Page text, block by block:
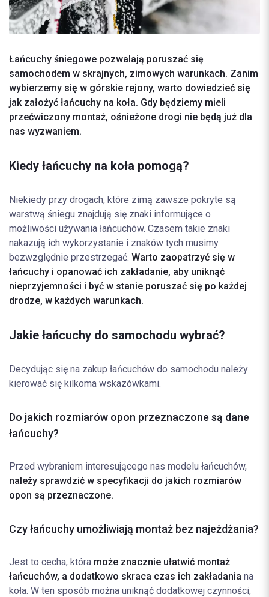
Łańcuchy śniegowe pozwalają poruszać się
samochodem w skrajnych, zimowych warunkach. Zanim
wybierzemy się w górskie rejony, warto dowiedzieć się
jak założyć łańcuchy na koła. Gdy będziemy mieli
przećwiczony montaż, ośnieżone drogi nie będą już dla
nas wyzwaniem.
Kiedy łańcuchy na koła pomogą?
Niekiedy przy drogach, które zimą zawsze pokryte są
warstwą śniegu znajdują się znaki informujące o
możliwości używania łańcuchów. Czasem takie znaki
nakazują ich wykorzystanie i znaków tych musimy
bezwzględnie przestrzegać. Warto zaopatrzyć się w
łańcuchy i opanować ich zakładanie, aby uniknąć
nieprzyjemności i być w stanie poruszać się po każdej
drodze, w każdych warunkach.
Jakie łańcuchy do samochodu wybrać?
Decydując się na zakup łańcuchów do samochodu należy
kierować się kilkoma wskazówkami.
Do jakich rozmiarów opon przeznaczone są dane
łańcuchy?
Przed wybraniem interesującego nas modelu łańcuchów,
należy sprawdzić w specyfikacji do jakich rozmiarów
opon są przeznaczone.
Czy łańcuchy umożliwiają montaż bez najeżdżania?
Jest to cecha, która może znacznie ułatwić montaż
łańcuchów, a dodatkowo skraca czas ich zakładania na
koła. W ten sposób można uniknąć dodatkowej czynności,